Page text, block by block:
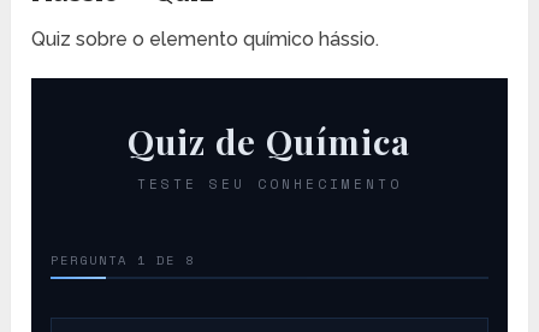
Quiz sobre o elemento químico hássio.
Quiz de Química
TESTE SEU CONHECIMENTO
PERGUNTA 1 DE 8